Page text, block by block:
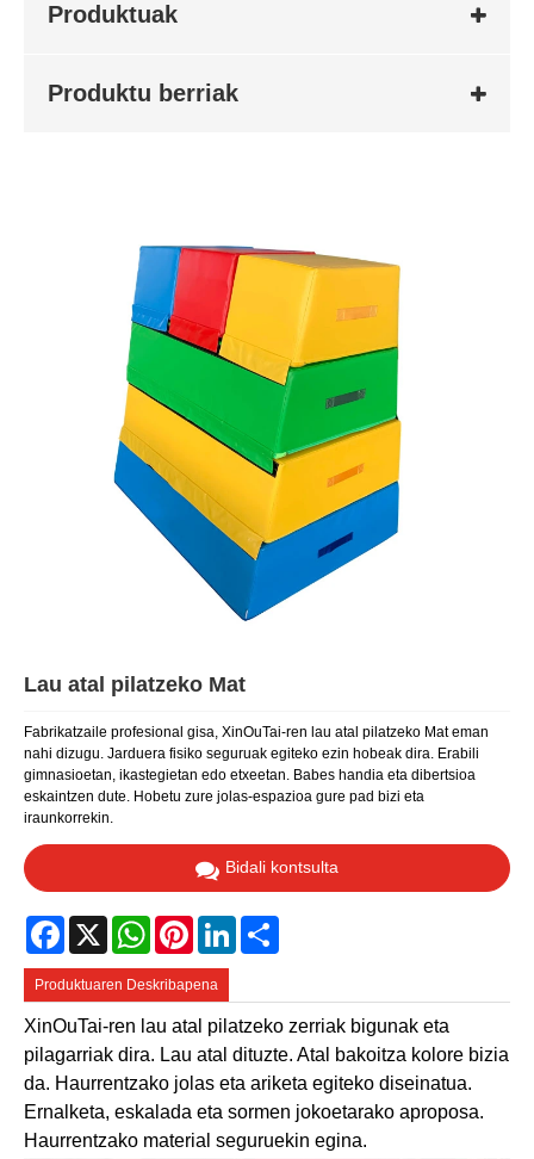
Produktuak
Produktu berriak
Lau atal pilatzeko Mat
Fabrikatzaile profesional gisa, XinOuTai-ren lau atal pilatzeko Mat eman
nahi dizugu. Jarduera fisiko seguruak egiteko ezin hobeak dira. Erabili
gimnasioetan, ikastegietan edo etxeetan. Babes handia eta dibertsioa
eskaintzen dute. Hobetu zure jolas-espazioa gure pad bizi eta
iraunkorrekin.
Bidali kontsulta
Facebook
X WhatsAppPinterestLinkedIn
Produktuaren Deskribapena
XinOuTai-ren lau atal pilatzeko zerriak bigunak eta
pilagarriak dira. Lau atal dituzte. Atal bakoitza kolore bizia
da. Haurrentzako jolas eta ariketa egiteko diseinatua.
Ernalketa, eskalada eta sormen jokoetarako aproposa.
Haurrentzako material seguruekin egina.